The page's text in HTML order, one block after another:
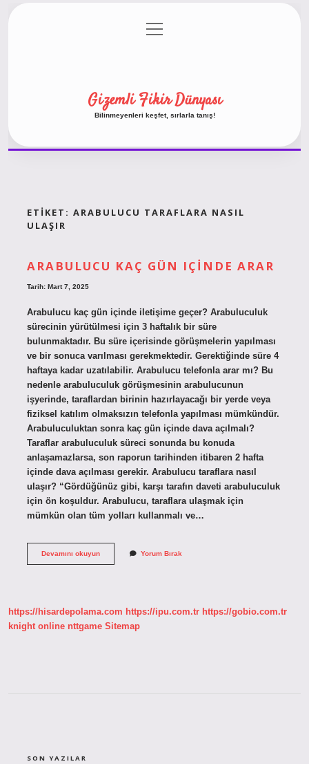
Gizlilik Politikası
menüyü
aç
Gizemli Fikir Dünyası
Bilinmeyenleri keşfet, sırlarla tanış!
ETIKET: ARABULUCU TARAFLARA NASIL
ULAŞIR
ARABULUCU KAÇ GÜN IÇINDE ARAR
Tarih: Mart 7, 2025
Arabulucu kaç gün içinde iletişime geçer? Arabuluculuk
sürecinin yürütülmesi için 3 haftalık bir süre
bulunmaktadır. Bu süre içerisinde görüşmelerin yapılması
ve bir sonuca varılması gerekmektedir. Gerektiğinde süre 4
haftaya kadar uzatılabilir. Arabulucu telefonla arar mı? Bu
nedenle arabuluculuk görüşmesinin arabulucunun
işyerinde, taraflardan birinin hazırlayacağı bir yerde veya
fiziksel katılım olmaksızın telefonla yapılması mümkündür.
Arabuluculuktan sonra kaç gün içinde dava açılmalı?
Taraflar arabuluculuk süreci sonunda bu konuda
anlaşamazlarsa, son raporun tarihinden itibaren 2 hafta
içinde dava açılması gerekir. Arabulucu taraflara nasıl
ulaşır? “Gördüğünüz gibi, karşı tarafın daveti arabuluculuk
için ön koşuldur. Arabulucu, taraflara ulaşmak için
mümkün olan tüm yolları kullanmalı ve…
Devamını okuyunArabulucu
Yorum Bırak
https://hisardepolama.com https://ipu.com.tr https://gobio.com.tr
knight online nttgame Sitemap
SON YAZILAR